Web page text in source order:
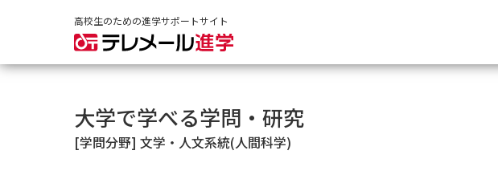
高校生のための進学サポートサイト
大学で学べる学問・研究
[学問分野] 文学・人文系統(人間科学)